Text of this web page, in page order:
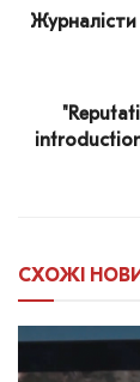
СХОЖІ